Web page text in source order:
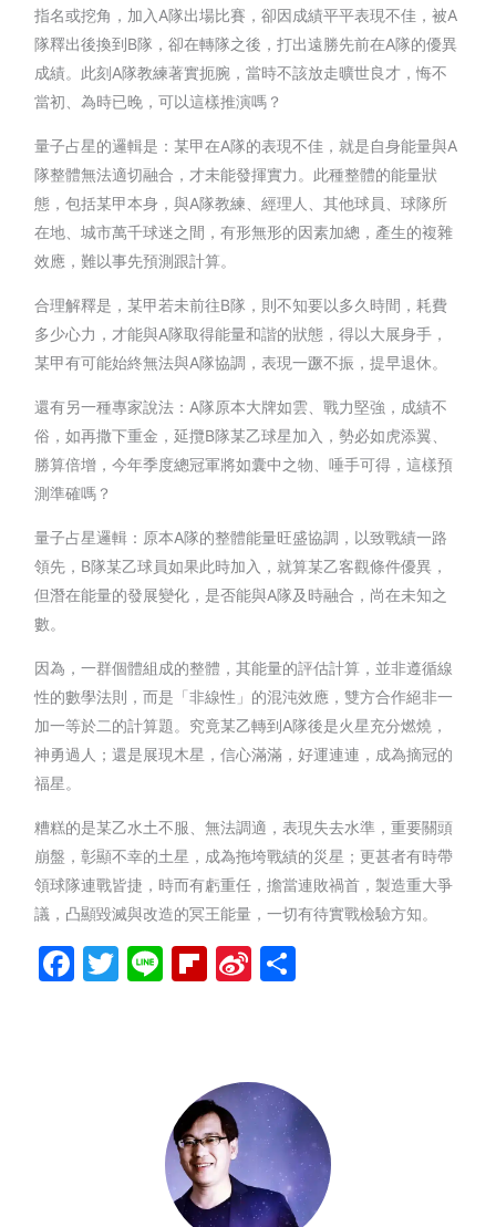
指名或挖角，加入A隊出場比賽，卻因成績平平表現不佳，被A
隊釋出後換到B隊，卻在轉隊之後，打出遠勝先前在A隊的優異
成績。此刻A隊教練著實扼腕，當時不該放走曠世良才，悔不
當初、為時已晚，可以這樣推演嗎？
量子占星的邏輯是：某甲在A隊的表現不佳，就是自身能量與A
隊整體無法適切融合，才未能發揮實力。此種整體的能量狀
態，包括某甲本身，與A隊教練、經理人、其他球員、球隊所
在地、城市萬千球迷之間，有形無形的因素加總，產生的複雜
效應，難以事先預測跟計算。
合理解釋是，某甲若未前往B隊，則不知要以多久時間，耗費
多少心力，才能與A隊取得能量和諧的狀態，得以大展身手，
某甲有可能始終無法與A隊協調，表現一蹶不振，提早退休。
還有另一種專家說法：A隊原本大牌如雲、戰力堅強，成績不
俗，如再撒下重金，延攬B隊某乙球星加入，勢必如虎添翼、
勝算倍增，今年季度總冠軍將如囊中之物、唾手可得，這樣預
測準確嗎？
量子占星邏輯：原本A隊的整體能量旺盛協調，以致戰績一路
領先，B隊某乙球員如果此時加入，就算某乙客觀條件優異，
但潛在能量的發展變化，是否能與A隊及時融合，尚在未知之
數。
因為，一群個體組成的整體，其能量的評估計算，並非遵循線
性的數學法則，而是「非線性」的混沌效應，雙方合作絕非一
加一等於二的計算題。究竟某乙轉到A隊後是火星充分燃燒，
神勇過人；還是展現木星，信心滿滿，好運連連，成為摘冠的
福星。
糟糕的是某乙水土不服、無法調適，表現失去水準，重要關頭
崩盤，彰顯不幸的土星，成為拖垮戰績的災星；更甚者有時帶
領球隊連戰皆捷，時而有虧重任，擔當連敗禍首，製造重大爭
議，凸顯毀滅與改造的冥王能量，一切有待實戰檢驗方知。
Facebook
Twitter
LineFlipboard
Sina